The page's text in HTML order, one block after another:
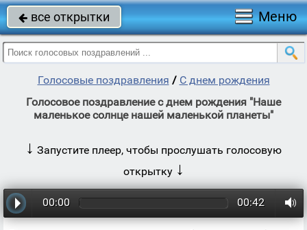
 все открытки Меню
Голосовые поздравления / С днем рождения
Голосовое поздравление с днем рождения "Наше
маленькое солнце нашей маленькой планеты"
↓ Запустите плеер, чтобы прослушать голосовую
открытку ↓
00:00 00:42